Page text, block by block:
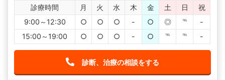
診療時間 月 火 水 木 金 土 日
祝
9:00～12:30
○ ○ ○ - ○ ◎ ℡
-
15:00～19:00
○ ○ ○ - ○ ℡ ℡ -
診断、治療の相談をする